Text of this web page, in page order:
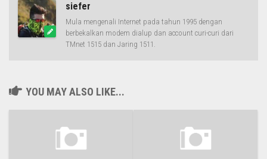
siefer
Mula mengenali Internet pada tahun 1995 dengan
berbekalkan modem dialup dan account curi-curi dari
TMnet 1515 dan Jaring 1511.
YOU MAY ALSO LIKE...